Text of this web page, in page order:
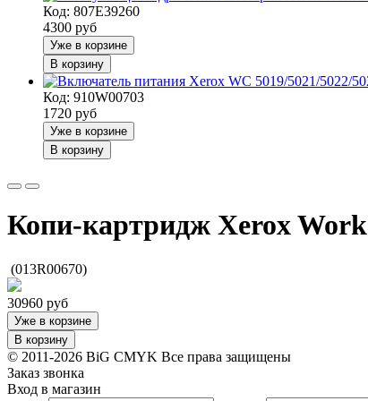
Код: 807E39260
4300 руб
Уже в корзине
В корзину
Код: 910W00703
1720 руб
Уже в корзине
В корзину
Копи-картридж Xerox
(013R00670)
30960 руб
Уже в корзине
В корзину
© 2011-2026 BiG CMYK Все права защищены
Заказ звонка
Вход в магазин